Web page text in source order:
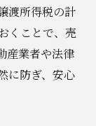
渡所得税の計
くことで、売
産業者や法律
に防ぎ、安心